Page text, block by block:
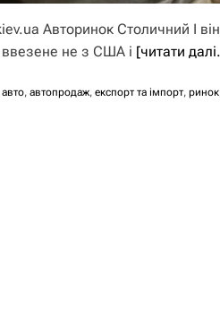
Авторинок Столичний І
ввезене не з США і [читати
авто, автопродаж, експорт та імпорт, ринок